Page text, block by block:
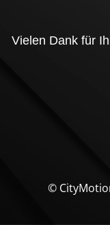
Vielen Dank für
©